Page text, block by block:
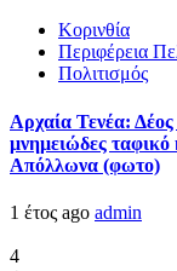
Κορινθία
Περιφέρεια
Πολιτισμός
Αρχαία Τενέα:
μνημειώδες ταφικό
Απόλλωνα (φωτο)
1 έτος ago admin
4